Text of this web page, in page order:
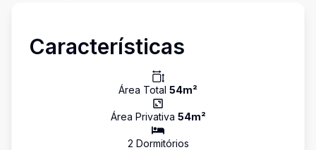
Características
Área Total 54m²
Área Privativa 54m²
2 Dormitórios